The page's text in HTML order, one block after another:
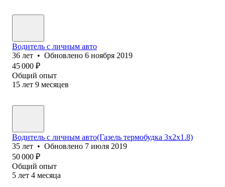
Водитель с личным авто
36 лет • Обновлено 6 ноября 2019
45 000 ₽
Общий опыт
15 лет 9 месяцев
Водитель с личным авто(Газель термобудка 3х2х1.8)
35 лет • Обновлено 7 июля 2019
50 000 ₽
Общий опыт
5 лет 4 месяца